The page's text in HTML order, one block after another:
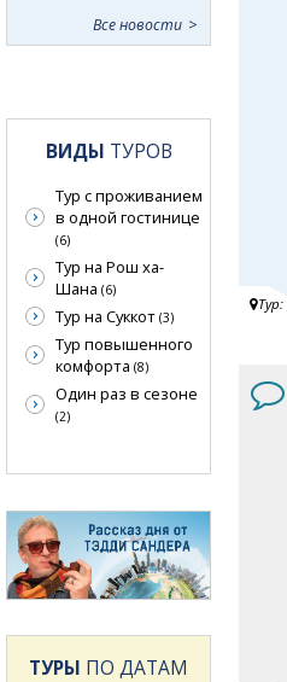
Тур:
Все новости
ВИДЫ ТУРОВ
Тур с проживанием
в одной гостинице
(6)
Тур на Рош ха-
Шана (6)
Тур на Суккот (3)
Тур повышенного
комфорта (8)
Один раз в сезоне
(2)
ТУРЫ ПО ДАТАМ